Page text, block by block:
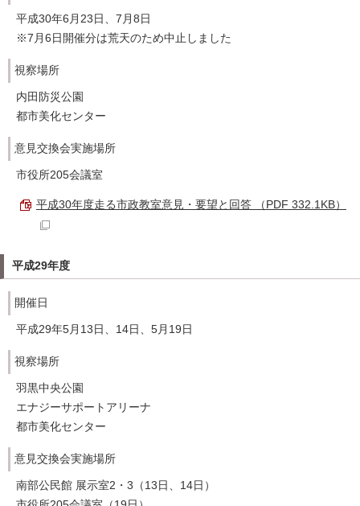
平成30年6月23日、7月8日
※7月6日開催分は荒天のため中止しました
視察場所
内田防災公園
都市美化センター
意見交換会実施場所
市役所205会議室
平成30年度走る市政教室意見・要望と回答 （PDF 332.1KB）
平成29年度
開催日
平成29年5月13日、14日、5月19日
視察場所
羽黒中央公園
エナジーサポートアリーナ
都市美化センター
意見交換会実施場所
南部公民館 展示室2・3（13日、14日）